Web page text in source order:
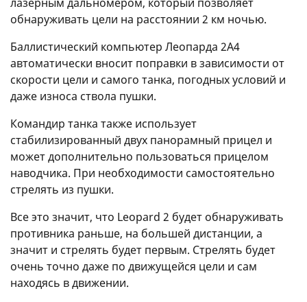
обнаруживать цели на расстоянии 2 км ночью.
Баллистический компьютер Леопарда 2А4
автоматически вносит поправки в зависимости от
скорости цели и самого танка, погодных условий и
даже износа ствола пушки.
Командир танка также использует
стабилизированный двух панорамный прицел и
может дополнительно пользоваться прицелом
наводчика. При необходимости самостоятельно
стрелять из пушки.
Все это значит, что Leopard 2 будет обнаруживать
противника раньше, на большей дистанции, а
значит и стрелять будет первым. Стрелять будет
очень точно даже по движущейся цели и сам
находясь в движении.